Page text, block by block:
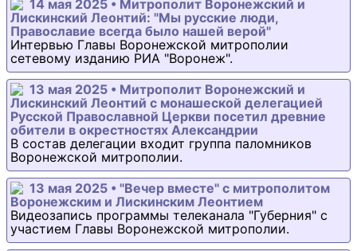
14 мая 2025 • Митрополит Воронежский и
Лискинский Леонтий: "Мы русские люди,
Православие всегда было нашей верой"
Интервью Главы Воронежской митрополии
сетевому изданию РИА "Воронеж".
13 мая 2025 • Митрополит Воронежский и
Лискинский Леонтий с монашеской делегацией
Русской Православной Церкви посетил древние
обители в окрестностях Александрии
В состав делегации входит группа паломников
Воронежской митрополии.
13 мая 2025 • "Вечер вместе" с митрополитом
Воронежским и Лискинским Леонтием
Видеозапись программы телеканала "Губерния" с
участием Главы Воронежской митрополии.